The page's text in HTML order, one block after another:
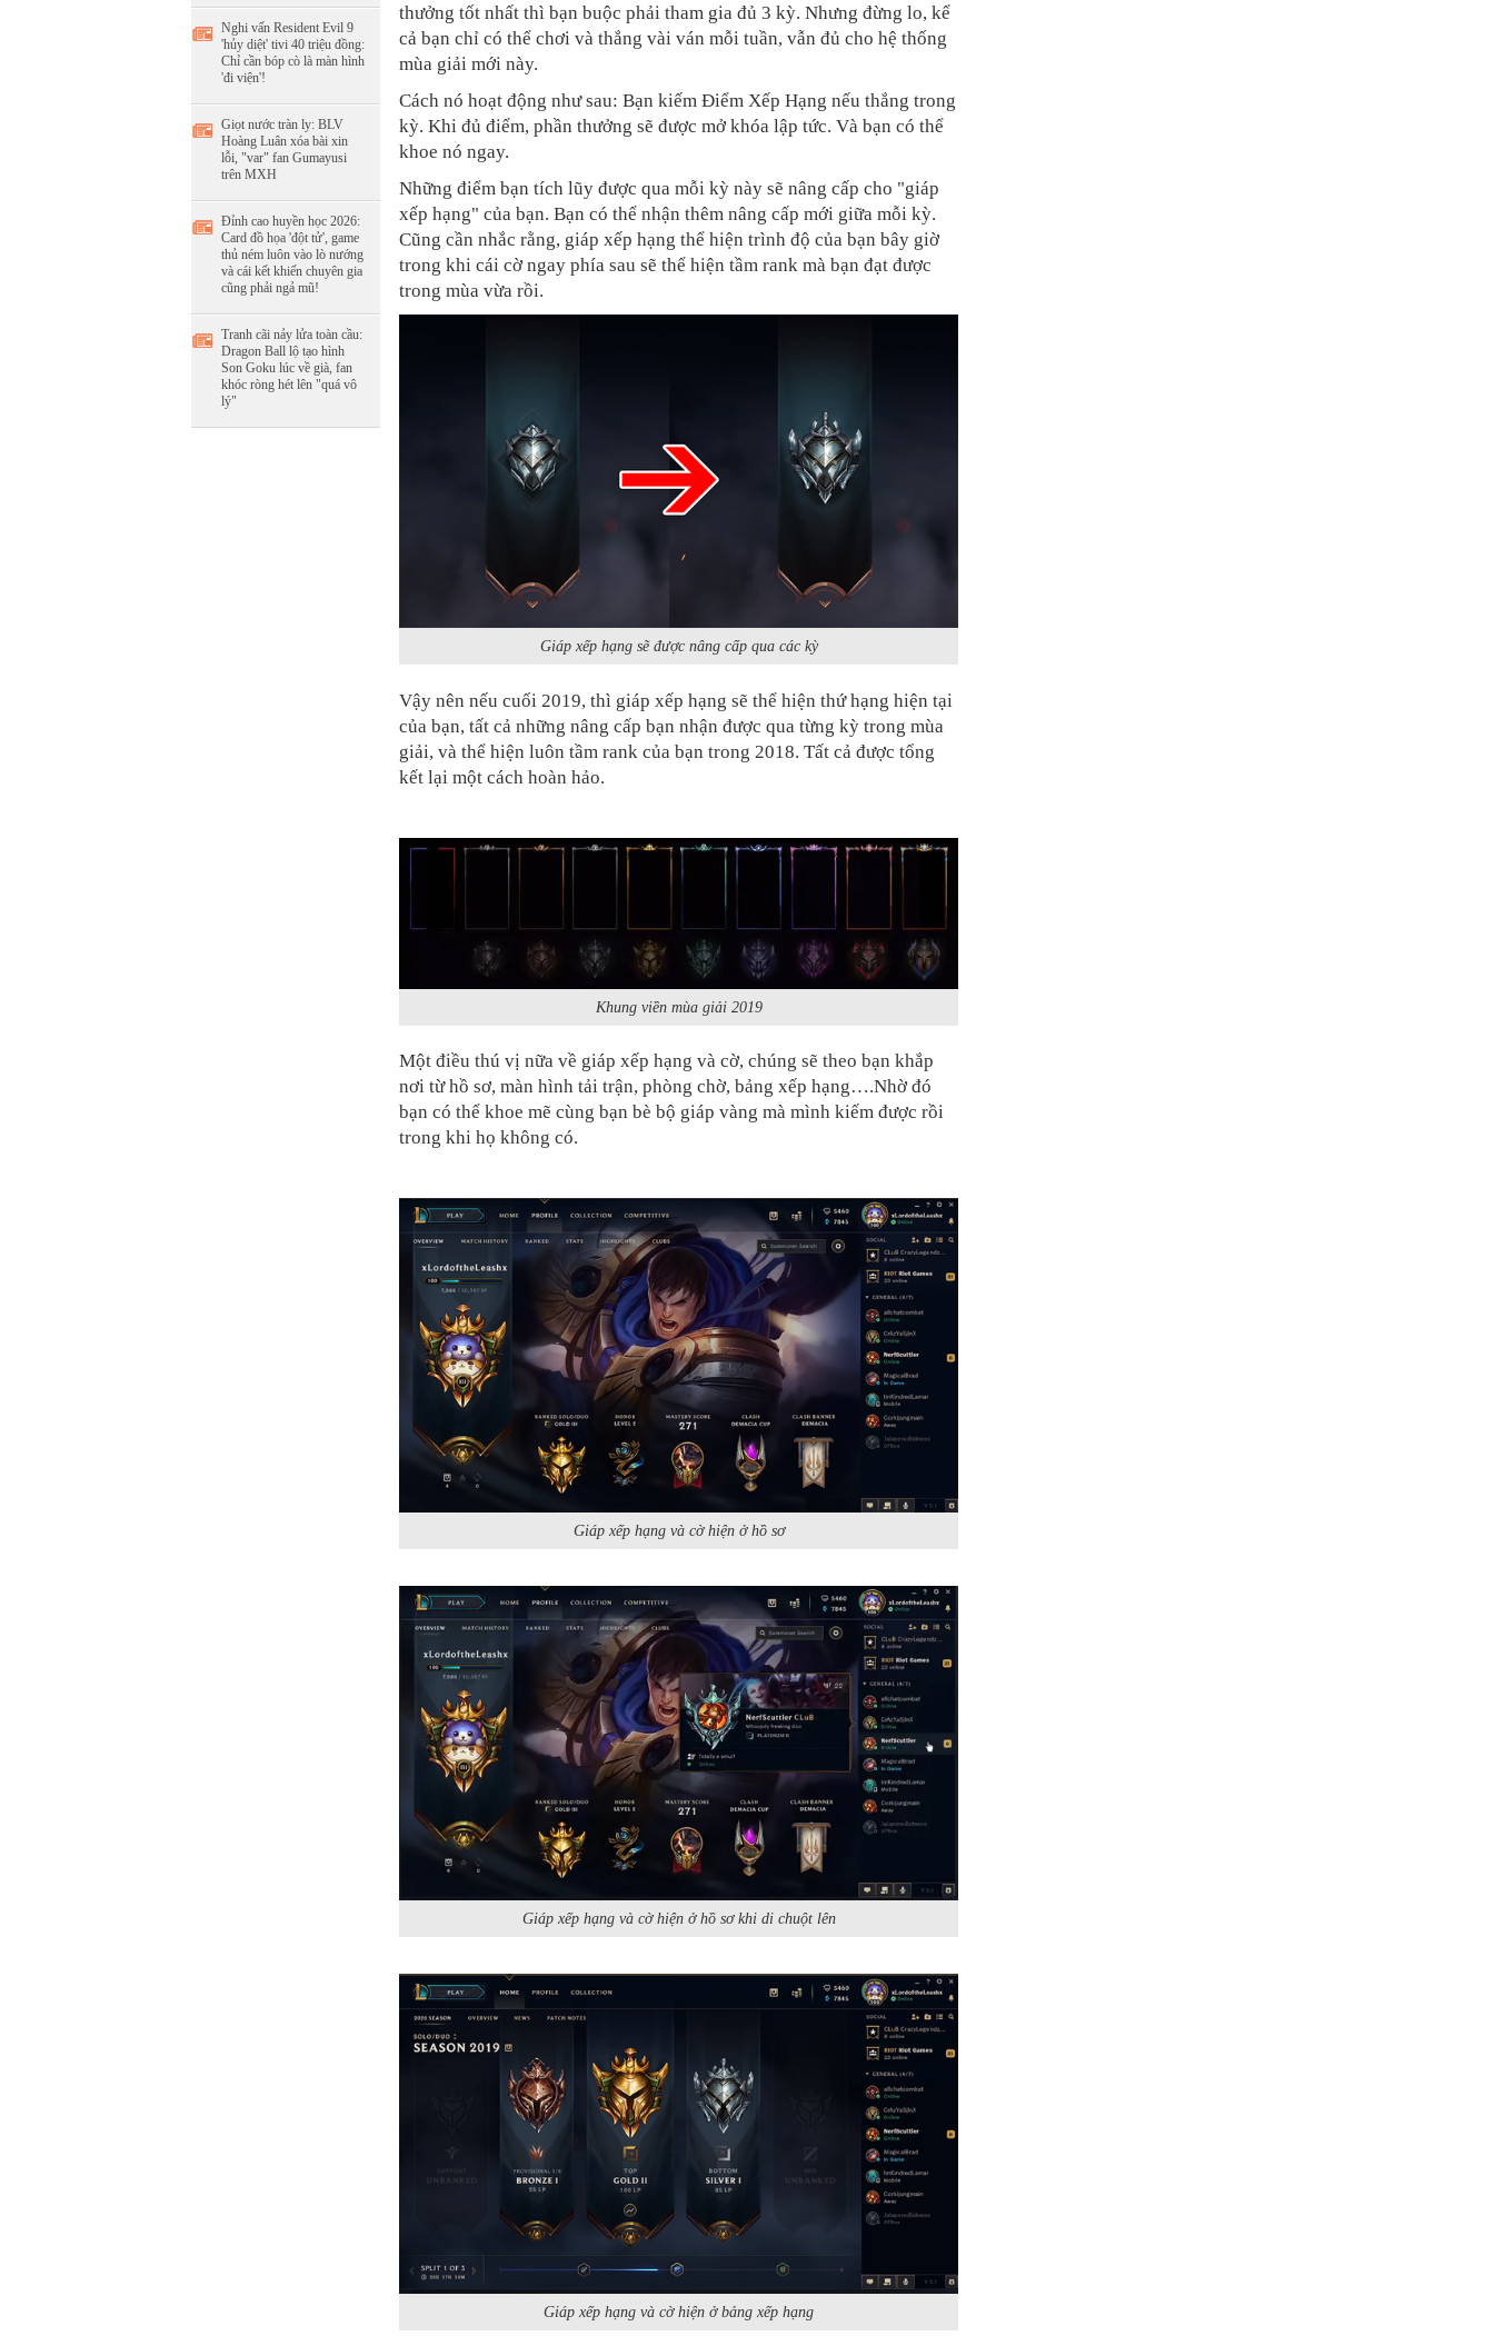
Nghi vấn Resident Evil 9
'hủy diệt' tivi 40 triệu đồng:
Chỉ cần bóp cò là màn hình
'đi viện'!
Giọt nước tràn ly: BLV
Hoàng Luân xóa bài xin
lỗi, "var" fan Gumayusi
trên MXH
Đỉnh cao huyền học 2026:
Card đồ họa 'đột tử', game
thủ ném luôn vào lò nướng
và cái kết khiến chuyên gia
cũng phải ngả mũ!
Tranh cãi nảy lửa toàn cầu:
Dragon Ball lộ tạo hình
Son Goku lúc về già, fan
khóc ròng hét lên "quá vô
lý"
thưởng tốt nhất thì bạn buộc phải tham gia đủ 3 kỳ. Nhưng đừng lo, kể
cả bạn chỉ có thể chơi và thắng vài ván mỗi tuần, vẫn đủ cho hệ thống
mùa giải mới này.
Cách nó hoạt động như sau: Bạn kiếm Điểm Xếp Hạng nếu thắng trong
kỳ. Khi đủ điểm, phần thưởng sẽ được mở khóa lập tức. Và bạn có thể
khoe nó ngay.
Những điểm bạn tích lũy được qua mỗi kỳ này sẽ nâng cấp cho "giáp
xếp hạng" của bạn. Bạn có thể nhận thêm nâng cấp mới giữa mỗi kỳ.
Cũng cần nhắc rằng, giáp xếp hạng thể hiện trình độ của bạn bây giờ
trong khi cái cờ ngay phía sau sẽ thể hiện tầm rank mà bạn đạt được
trong mùa vừa rồi.
Giáp xếp hạng sẽ được nâng cấp qua các kỳ
Vậy nên nếu cuối 2019, thì giáp xếp hạng sẽ thể hiện thứ hạng hiện tại
của bạn, tất cả những nâng cấp bạn nhận được qua từng kỳ trong mùa
giải, và thể hiện luôn tầm rank của bạn trong 2018. Tất cả được tổng
kết lại một cách hoàn hảo.
Khung viền mùa giải 2019
Một điều thú vị nữa về giáp xếp hạng và cờ, chúng sẽ theo bạn khắp
nơi từ hồ sơ, màn hình tải trận, phòng chờ, bảng xếp hạng….Nhờ đó
bạn có thể khoe mẽ cùng bạn bè bộ giáp vàng mà mình kiếm được rồi
trong khi họ không có.
Giáp xếp hạng và cờ hiện ở hồ sơ
Giáp xếp hạng và cờ hiện ở hồ sơ khi di chuột lên
Giáp xếp hạng và cờ hiện ở bảng xếp hạng